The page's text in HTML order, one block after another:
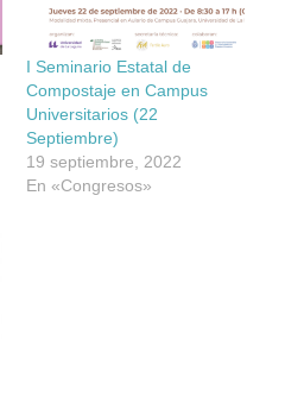
I Seminario Estatal de
Compostaje en Campus
Universitarios (22
Septiembre)
19 septiembre, 2022
En «Congresos»